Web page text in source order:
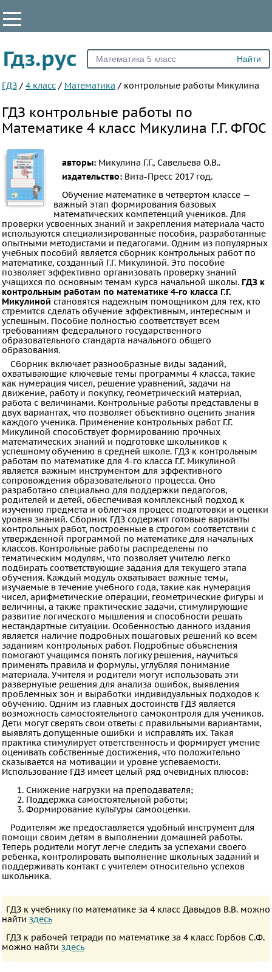
Все
1
3
4
7
8
9
10
11
ПРЕДМЕТЫ
Все
предметы
Математика
Английский
язык
Русский
язык
Немецкий
язык
Белорусский
язык
Французский
язык
Информатика
Музыка
ИЗО
Литература
Окружающий
мир
Человек
и
мир
Технология
Испанский
язык
Казахский
язык
Мир
природы
человека
Физкультура
Основы
культуры
Гдз.рус
ГДЗ / 4 класс / Математика / контрольные работы Микулина
ГДЗ контрольные работы по
Математике 4 класс Микулина Г.Г. ФГОС
авторы: Микулина Г.Г., Савельева О.В..
издательство: Вита-Пресс2017 год.
Обучение математике в четвертом классе —
важный этап формирования базовых
математических компетенций учеников. Для
проверки усвоенных знаний и закрепления материала часто
используются специализированные пособия, разработанные
опытными методистами и педагогами. Одним из популярных
учебных пособий является сборник контрольных работ по
математике, созданный Г.Г. Микулиной. Это пособие
позволяет эффективно организовать проверку знаний
учащихся по основным темам курса начальной школы. ГДЗ к
контрольным работам по математике 4-го класса Г.Г.
Микулиной становятся надежным помощником для тех, кто
стремится сделать обучение эффективным, интересным и
успешным. Пособие полностью соответствует всем
требованиям федерального государственного
образовательного стандарта начального общего
образования.
Сборник включает разнообразные виды заданий,
охватывающие ключевые темы программы 4 класса, такие
как нумерация чисел, решение уравнений, задачи на
движение, работу и покупку, геометрический материал,
работа с величинами. Контрольные работы представлены в
двух вариантах, что позволяет объективно оценить знания
каждого ученика. Применение контрольных работ Г.Г.
Микулиной способствует формированию прочных
математических знаний и подготовке школьников к
успешному обучению в средней школе. ГДЗ к контрольным
работам по математике для 4-го класса Г.Г. Микулиной
является важным инструментом для эффективного
сопровождения образовательного процесса. Оно
разработано специально для поддержки педагогов,
родителей и детей, обеспечивая комплексный подход к
изучению предмета и облегчая процесс подготовки и оценки
уровня знаний. Сборник ГДЗ содержит готовые варианты
контрольных работ, построенные в строгом соответствии с
утвержденной программой по математике для начальных
классов. Контрольные работы распределены по
тематическим модулям, что позволяет учителю легко
подбирать соответствующие задания для текущего этапа
обучения. Каждый модуль охватывает важные темы,
изучаемые в течение учебного года, такие как нумерация
чисел, арифметические операции, геометрические фигуры и
величины, а также практические задачи, стимулирующие
развитие логического мышления и способности решать
нестандартные ситуации. Особенностью данного издания
является наличие подробных пошаговых решений ко всем
заданиям контрольных работ. Подробные объяснения
помогают учащимся понять логику решения, научиться
применять правила и формулы, углубляя понимание
материала. Учителя и родители могут использовать эти
развернутые решения для анализа ошибок, выявления
проблемных зон и выработки индивидуальных подходов к
обучению. Одним из главных достоинств ГДЗ является
возможность самостоятельного самоконтроля для учеников.
Дети могут сверять свои ответы с правильными вариантами,
выявлять допущенные ошибки и исправлять их. Такая
практика стимулирует ответственность и формирует умение
оценивать собственные достижения, что положительно
сказывается на мотивации и уровне успеваемости.
Использование ГДЗ имеет целый ряд очевидных плюсов:
Снижение нагрузки на преподавателя;
Поддержка самостоятельной работы;
Формирование культуры самооценки.
Родителям же предоставляется удобный инструмент для
помощи своим детям в выполнении домашней работы.
Теперь родители могут легче следить за успехами своего
ребенка, контролировать выполнение школьных заданий и
поддерживать контакт с учителем относительно успехов
школьника.
ГДЗ к учебнику по математике за 4 класс Давыдов В.В. можно
найти здесь
ГДЗ к рабочей тетради по математике за 4 класс Горбов С.Ф.
можно найти здесь